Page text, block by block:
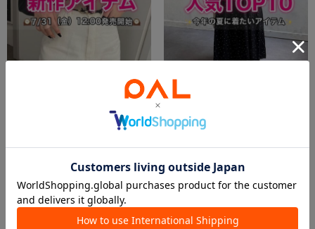
【🌻Thevon🌻】今週の新作アイテムはこちらから！👀✨
2026.07.31